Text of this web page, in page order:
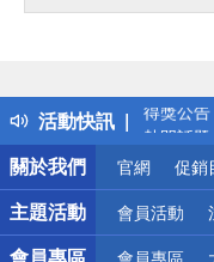
活動快訊
得獎公告
熱門話題
銀行優惠
偏遠地區
詐騙網
關於我們
官網 促銷
主題活動 會員活動
會員專區